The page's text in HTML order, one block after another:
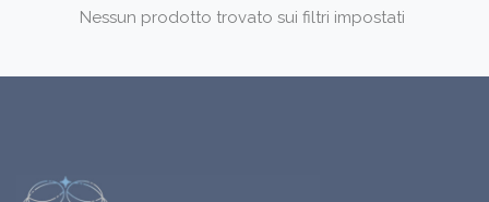
Nessun prodotto trovato sui filtri impostati